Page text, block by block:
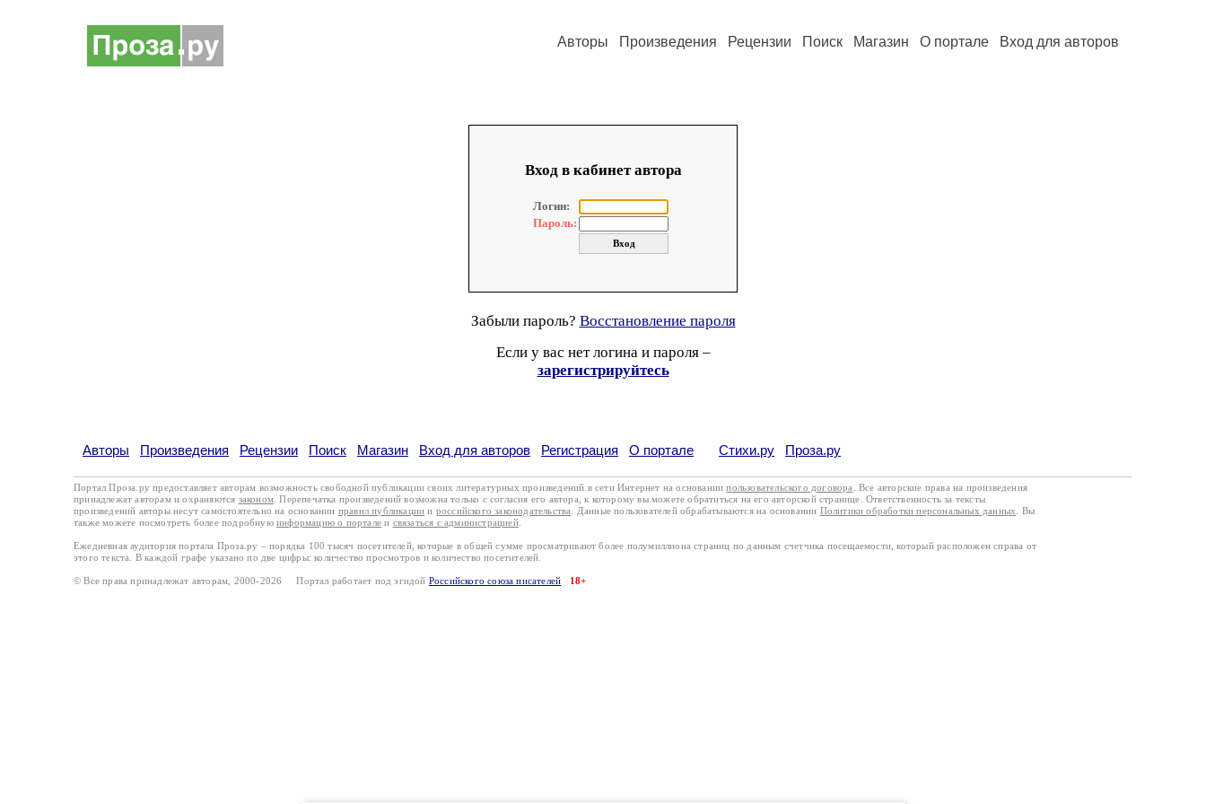
Авторы Произведения Рецензии Поиск Магазин О портале Вход для авторов
Вход в кабинет автора
Логин:
Пароль:
Забыли пароль? Восстановление пароля
Если у вас нет логина и пароля –
зарегистрируйтесь
Авторы Произведения Рецензии Поиск Магазин Вход для авторов Регистрация О портале Стихи.ру Проза.ру
Портал Проза.ру предоставляет авторам возможность свободной публикации своих литературных произведений в сети Интернет на основаниипользовательского договора
. Все авторские права на произведения
принадлежат авторам и охраняются законом . Перепечатка произведений возможна только с согласия его автора, к которому вы можете обратиться на его авторской странице. Ответственность за тексты
произведений авторы несут самостоятельно на основании правил публикации и российского законодательства . Данные пользователей обрабатываются на основании Политики обработки персональных данных
. Вы
также можете посмотреть более подробную информацию о портале и связаться с администрацией.
Ежедневная аудитория портала Проза.ру – порядка 100 тысяч посетителей, которые в общей сумме просматривают более полумиллиона страниц по данным счетчика посещаемости, который расположен справа от
этого текста. В каждой графе указано по две цифры: количество просмотров и количество посетителей.
© Все права принадлежат авторам, 2000-2026 Портал работает под эгидой Российского союза писателей 18+